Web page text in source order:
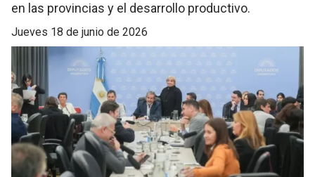
en las provincias y el desarrollo productivo.
jueves 18 de junio de 2026